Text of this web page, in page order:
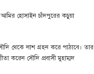
হোসাইন চাঁদপুরের কচুয়া
থেকে লাশ গ্রহন করে পাঠাবে। তার
করেন সৌদি প্রবাসী মুহাম্মদ